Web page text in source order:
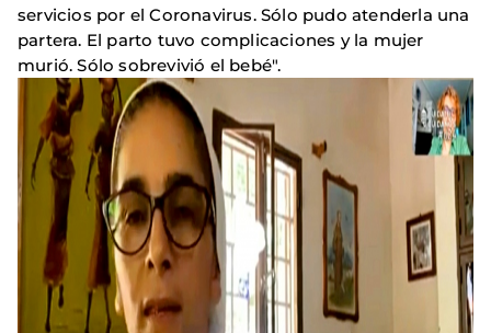
servicios por el Coronavirus. Sólo pudo atenderla una
partera. El parto tuvo complicaciones y la mujer
murió. Sólo sobrevivió el bebé".